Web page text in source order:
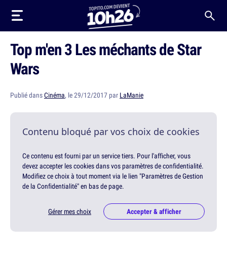
Top m'en 3 Les méchants de Star
Wars
Publié dansCinéma, le 29/12/2017 par LaManie
Contenu bloqué par vos choix de cookies
Ce contenu est fourni par un service tiers. Pour l'afficher, vous
devez accepter les cookies dans vos paramètres de confidentialité.
Modifiez ce choix à tout moment via le lien "Paramètres de Gestion
de la Confidentialité" en bas de page.
Gérer mes choix Accepter & afficher